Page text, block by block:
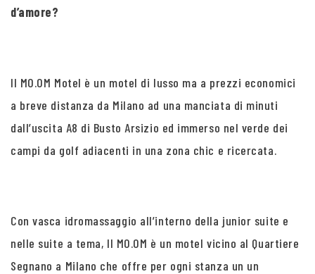
d’amore?
Il MO.OM Motel è un motel di lusso ma a prezzi economici
a breve distanza da Milano ad una manciata di minuti
dall’uscita A8 di Busto Arsizio ed immerso nel verde dei
campi da golf adiacenti in una zona chic e ricercata.
Con vasca idromassaggio all’interno della junior suite e
nelle suite a tema, Il MO.OM è un motel vicino al Quartiere
Segnano a Milano che offre per ogni stanza un un